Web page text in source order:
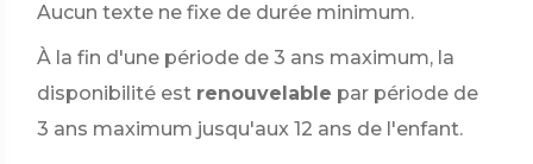
Aucun texte ne fixe de durée minimum.
À la fin d'une période de 3 ans maximum, la
disponibilité est renouvelable par période de
3 ans maximum jusqu'aux 12 ans de l'enfant.